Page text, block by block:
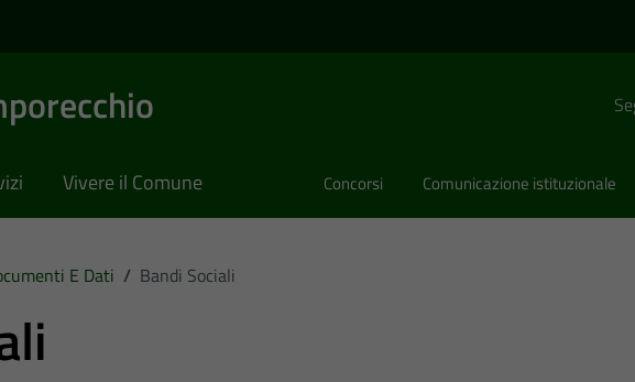
Vivere il Comune Concorsi Comunicazione istituzionale
E Dati / Bandi Sociali